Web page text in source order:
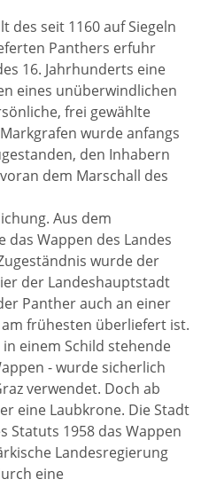
des seit 1160 auf Siegeln
Panthers erfuhr
16. Jahrhunderts eine
eines unüberwindlichen
frei gewählte
wurde anfangs
den Inhabern
dem Marschall des
Aus dem
Wappen des Landes
wurde der
der Landeshauptstadt
Panther auch an einer
frühesten überliefert ist.
einem Schild stehende
- wurde sicherlich
verwendet. Doch ab
eine Laubkrone. Die Stadt
Statuts 1958 das Wappen
Landesregierung
eine